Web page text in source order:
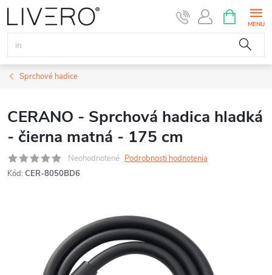
Prejsť
na
obsah
KOŠÍK
Sprchové hadice
CERANO - Sprchová hadica hladká
- čierna matná - 175 cm
Neohodnotené Podrobnosti hodnotenia
Kód: CER-8050BD6